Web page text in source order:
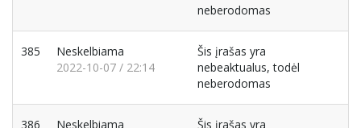
neberodomas
385
Neskelbiama
2022-10-07 / 22:14
Šis įrašas yra
nebeaktualus, todėl
neberodomas
386
Neskelbiama
Šis įrašas yra